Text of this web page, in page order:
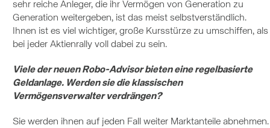
sehr reiche Anleger, die ihr Vermögen von Generation zu
Generation weitergeben, ist das meist selbstverständlich.
Ihnen ist es viel wichtiger, große Kursstürze zu umschiffen, als
bei jeder Aktienrally voll dabei zu sein.
Viele der neuen Robo-Advisor bieten eine regelbasierte
Geldanlage. Werden sie die klassischen
Vermögensverwalter verdrängen?
Sie werden ihnen auf jeden Fall weiter Marktanteile abnehmen.